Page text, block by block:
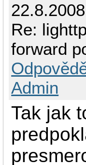
Re:
forward
Admin
Tak jak